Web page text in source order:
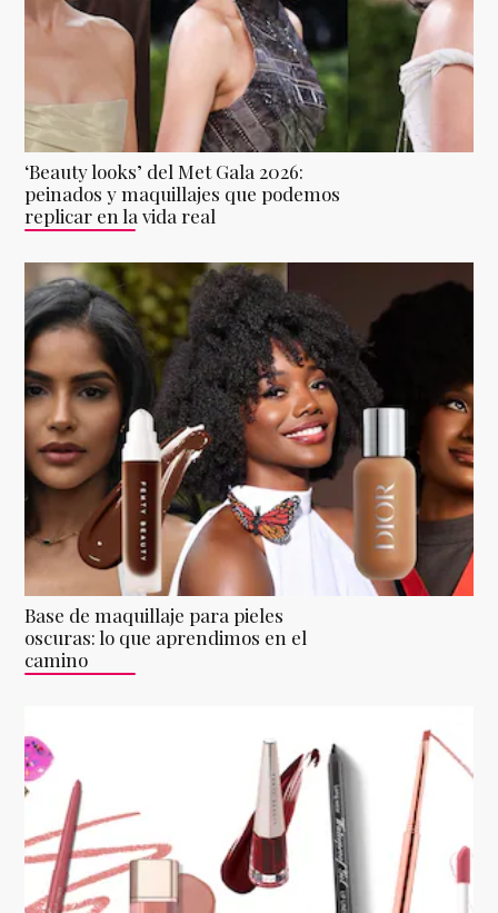
‘Beauty looks’ del Met Gala 2026:
peinados y maquillajes que podemos
replicar en la vida real
Base de maquillaje para pieles
oscuras: lo que aprendimos en el
camino